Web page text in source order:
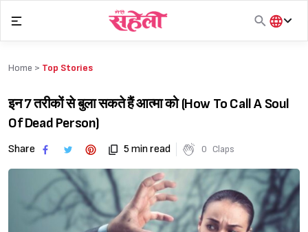
content
हिंदी
Home > Top Stories
इन 7 तरीकों से बुला सकते हैं आत्मा को (How To Call A Soul
Of Dead Person)
Share 5 min read 0 Claps